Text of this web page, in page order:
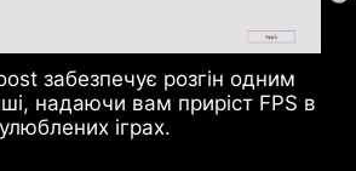
забезпечує розгін одним
надаючи вам приріст FPS в
улюблених іграх.